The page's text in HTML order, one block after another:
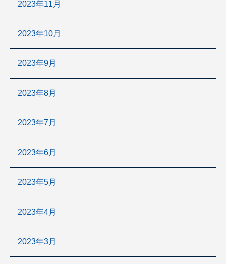
2023年11月
2023年10月
2023年9月
2023年8月
2023年7月
2023年6月
2023年5月
2023年4月
2023年3月